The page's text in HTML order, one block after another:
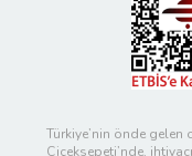
Türkiye’nin önde
Çiçeksepeti’nde,